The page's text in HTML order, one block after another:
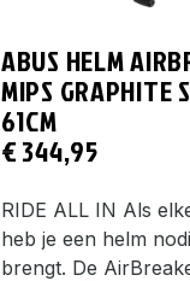
ABUS HELM
MIPS GRAPHITE
61CM
€344,95
RIDE ALL IN Als
heb je een helm
brengt. De